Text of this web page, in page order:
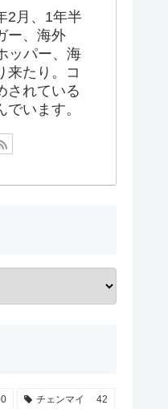
2月、1年半
ー、海外
ッパー、海
来たり。コ
されている
います。
チェンマイ 42